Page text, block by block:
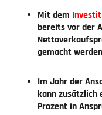
Mit dem
bereits vor der
gemacht
Im Jahr der
kann zusätzlich
Prozent in